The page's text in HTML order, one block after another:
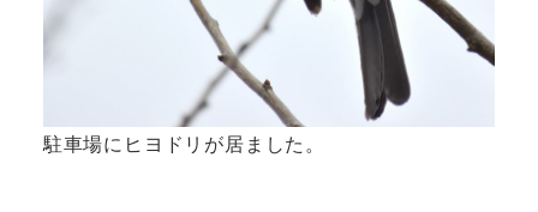
駐車場にヒヨドリが居ました。